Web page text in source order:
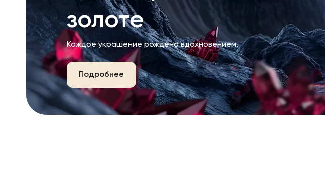
золоте
Каждое украшение рождено вдохновением.
Подробнее